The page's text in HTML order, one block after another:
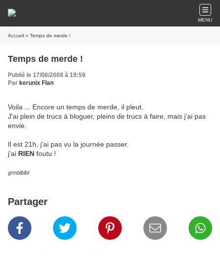
MENU
Accueil » Temps de merde !
Temps de merde !
Publié le 17/06/2008 à 19:59
Par kerunix Flan
Voila ... Encore un temps de merde, il pleut.
J'ai plein de trucs à bloguer, pleins de trucs à faire, mais j'ai pas
envie.
Il est 21h, j'ai pas vu la journée passer.
j'ai RIEN foutu !
grmblblbl
Partager